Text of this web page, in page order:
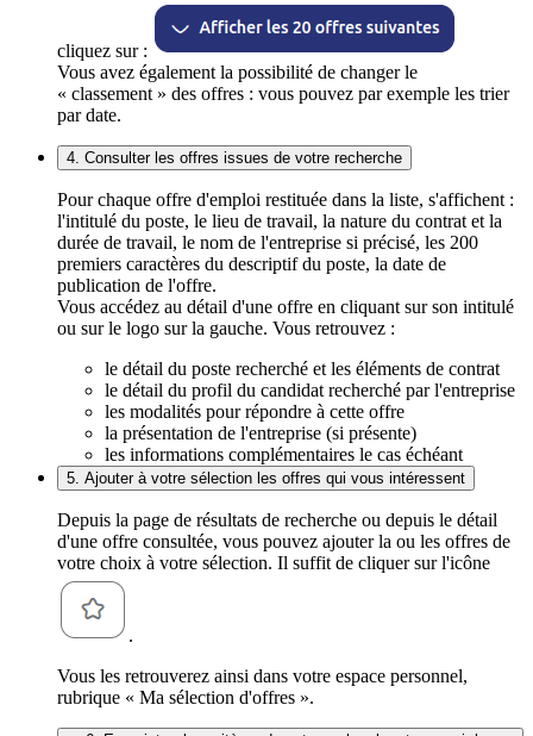
cliquez sur :
Vous avez également la possibilité de changer le
« classement » des offres : vous pouvez par exemple les trier
par date.
4. Consulter les offres issues de votre recherche
Pour chaque offre d'emploi restituée dans la liste, s'affichent :
l'intitulé du poste, le lieu de travail, la nature du contrat et la
durée de travail, le nom de l'entreprise si précisé, les 200
premiers caractères du descriptif du poste, la date de
publication de l'offre.
Vous accédez au détail d'une offre en cliquant sur son intitulé
ou sur le logo sur la gauche. Vous retrouvez :
le détail du poste recherché et les éléments de contrat
le détail du profil du candidat recherché par l'entreprise
les modalités pour répondre à cette offre
la présentation de l'entreprise (si présente)
les informations complémentaires le cas échéant
5. Ajouter à votre sélection les offres qui vous intéressent
Depuis la page de résultats de recherche ou depuis le détail
d'une offre consultée, vous pouvez ajouter la ou les offres de
votre choix à votre sélection. Il suffit de cliquer sur l'icône
.
Vous les retrouverez ainsi dans votre espace personnel,
rubrique « Ma sélection d'offres ».